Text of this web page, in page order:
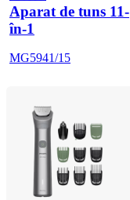
Aparat de tuns 11-
în-1
MG5941/15